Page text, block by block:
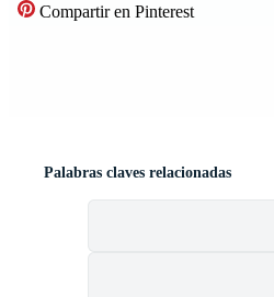
Compartir en Pinterest
Palabras claves relacionadas